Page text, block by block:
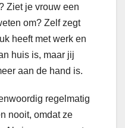
Ziet je vrouw een
om? Zelf zegt
heeft met werk en
huis is, maar jij
aan de hand is.
regelmatig
nooit, omdat ze